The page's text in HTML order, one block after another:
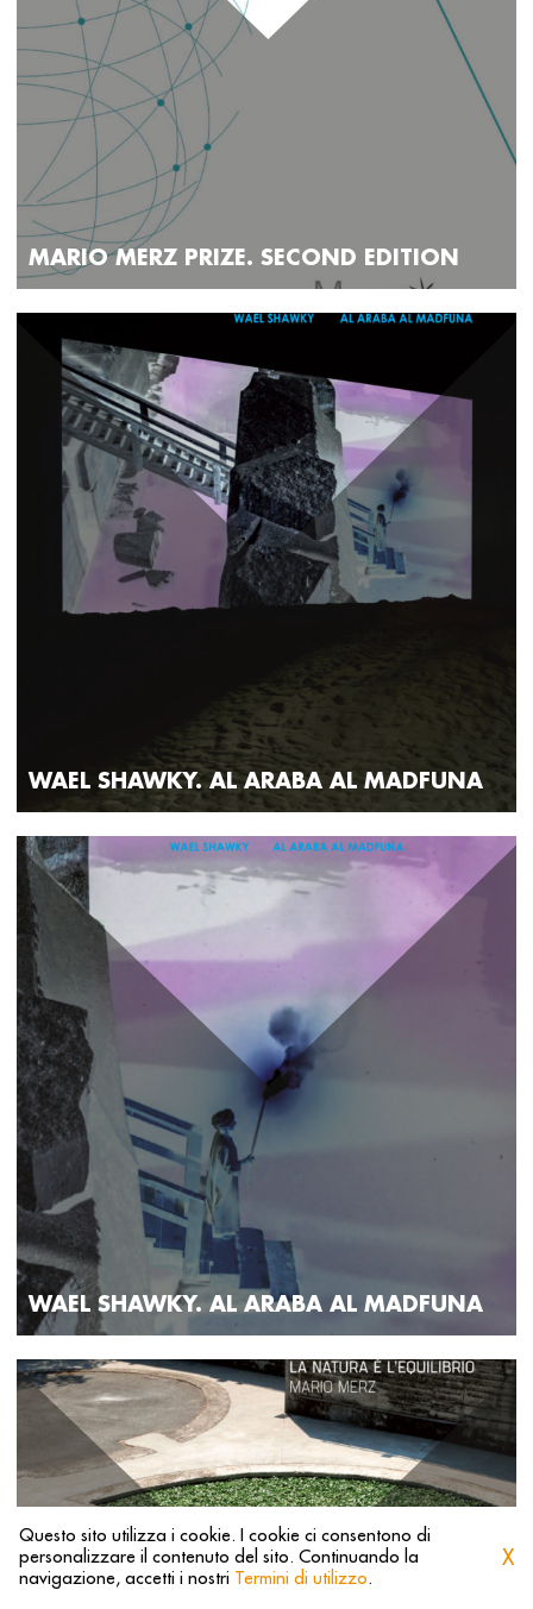
Questo sito utilizza i cookie. I cookie ci consentono di
personalizzare il contenuto del sito. Continuando la
navigazione, accetti i nostri Termini di utilizzo.
X
MARIO MERZ PRIZE. SECOND EDITION
WAEL SHAWKY. AL ARABA AL MADFUNA
WAEL SHAWKY. AL ARABA AL MADFUNA
1 2 3